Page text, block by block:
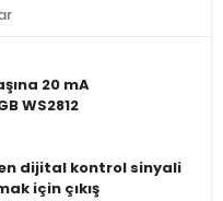
20 mA
WS2812
dijital kontrol sinyali
için çıkış